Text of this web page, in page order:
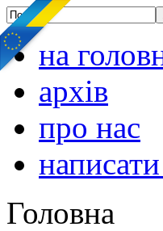
на
архів
про нас
Головна